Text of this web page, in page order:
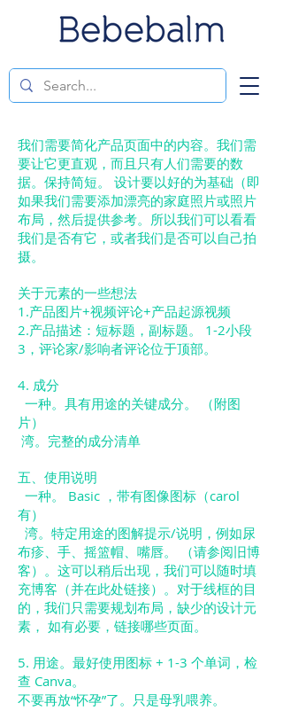
我们需要简化产品页面中的内容。我们需
要让它更直观，而且只有人们需要的数
据。保持简短。
设计要以好的为基础（即
如果我们需要添加漂亮的家庭照片或照片
布局，然后提供参考。所以我们可以看看
我们是否有它，或者我们是否可以自己拍
摄。
关于元素的一些想法
1.产品图片+视频评论+产品起源视频
2.产品描述：短标题，副标题。 1-2小段
3，评论家/影响者评论位于顶部。
4. 成分
一种。具有用途的关键成分。 （附图
片）
湾。完整的成分清单
五、使用说明
一种。 Basic ，带有图像图标（carol
有）
湾。特定用途的图解提示/说明，例如尿
布疹、手、摇篮帽、嘴唇。 （请参阅旧博
客）。这可以稍后出现，我们可以随时填
充博客（并在此处链接）。对于线框的目
的，我们只需要规划布局，缺少的设计元
素， 如有必要，链接哪些页面。
5. 用途。最好使用图标 + 1-3 个单词，检
查 Canva。
不要再放“怀孕”了。只是母乳喂养。